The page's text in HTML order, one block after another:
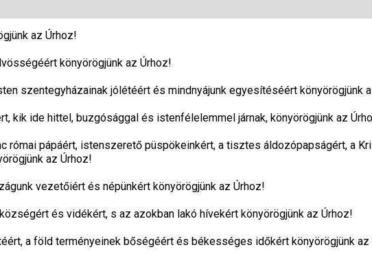
az Úrhoz!
könyörögjünk az Úrhoz!
szentegyházainak jólétéért és mindnyájunk egyesítéséért könyörögjünk
kik ide hittel, buzgósággal és istenfélelemmel járnak, könyörögjünk az
római pápáért, istenszerető püspökeinkért, a tisztes áldozópapságért, a
az Úrhoz!
vezetőiért és népünkért könyörögjünk az Úrhoz!
és vidékért, s az azokban lakó hívekért könyörögjünk az Úrhoz!
a föld terményeinek bőségéért és békességes időkért könyörögjünk az